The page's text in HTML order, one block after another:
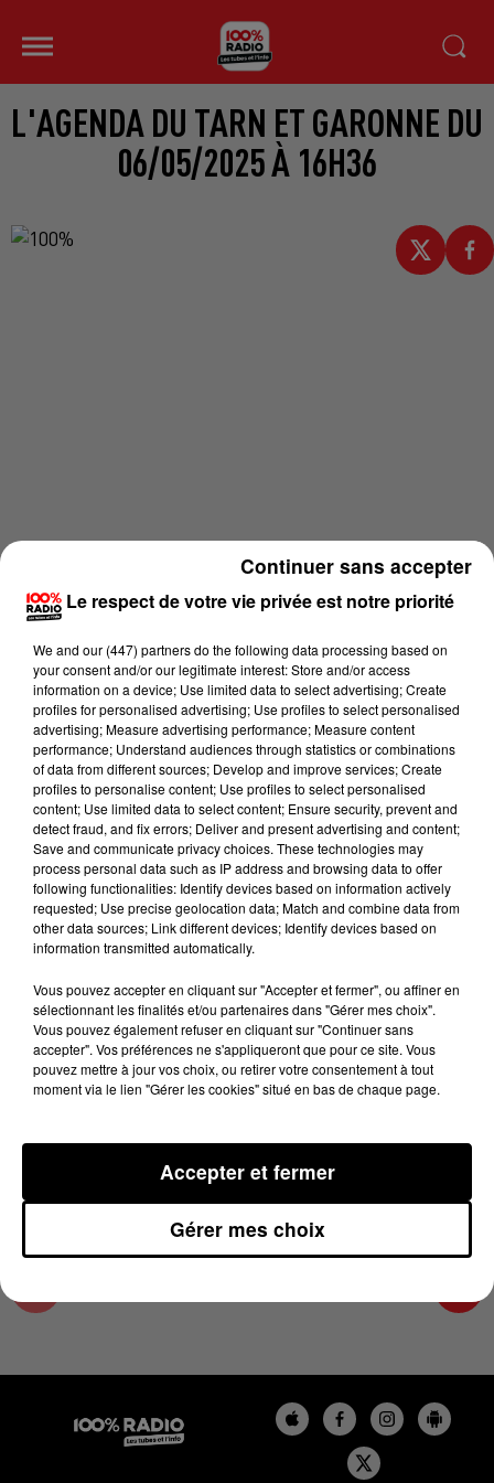
L'AGENDA DU TARN ET GARONNE DU
06/05/2025 À 16H36
Lecture (1 min 13 sec)
100%
100% Radio l'agenda du Tarn et Garonne
6 mai 2025 - 1 min 13 sec
L'AGENDA DU TARN ET GARONNE DU
06/05/2025 À 16H36
L'agenda du Tarn et Garonne
Le respect de votre vie privée est notre priorité
We and our (447) partnersdo the following data processing based on
your consent and/or our legitimate interest: Store and/or access
information on a device; Use limited data to select advertising; Create
profiles for personalised advertising; Use profiles to select personalised
advertising; Measure advertising performance; Measure content
performance; Understand audiences through statistics or combinations
of data from different sources; Develop and improve services; Create
profiles to personalise content; Use profiles to select personalised
content; Use limited data to select content; Ensure security, prevent and
detect fraud, and fix errors; Deliver and present advertising and content;
Save and communicate privacy choices. These technologies may
process personal data such as IP address and browsing data to offer
following functionalities: Identify devices based on information actively
requested; Use precise geolocation data; Match and combine data from
other data sources; Link different devices; Identify devices based on
information transmitted automatically.
Vous pouvez accepter en cliquant sur "Accepter et fermer", ou affiner en
sélectionnant les finalités et/ou partenaires dans "Gérer mes choix".
Vous pouvez également refuser en cliquant sur "Continuer sans
accepter". Vos préférences ne s'appliqueront que pour ce site. Vous
pouvez mettre à jour vos choix, ou retirer votre consentement à tout
moment via le lien "Gérer les cookies" situé en bas de chaque page.
Gérer mes choix
Accepter et fermer
Continuer sans accepter